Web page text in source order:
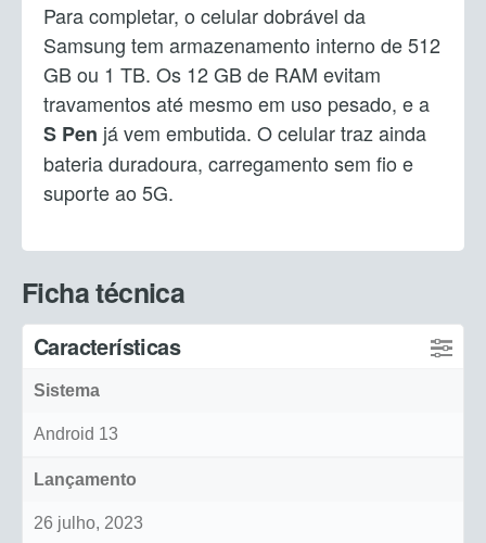
Para completar, o celular dobrável da
Samsung tem armazenamento interno de 512
GB ou 1 TB. Os 12 GB de RAM evitam
travamentos até mesmo em uso pesado, e a
S Pen já vem embutida. O celular traz ainda
bateria duradoura, carregamento sem fio e
suporte ao 5G.
Ficha técnica
Características
Sistema
Android 13
Lançamento
26 julho, 2023